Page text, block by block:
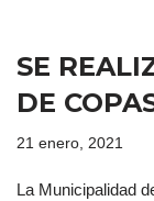
SE
DE
21 enero, 2021
La Municipalidad